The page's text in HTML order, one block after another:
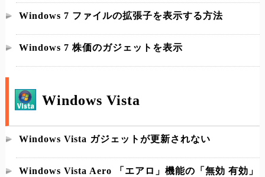
Windows 7 ファイルの拡張子を表示する方法
Windows 7 株価のガジェットを表示
Windows Vista
Windows Vista ガジェットが更新されない
Windows Vista Aero 「エアロ」機能の「無効 有効」